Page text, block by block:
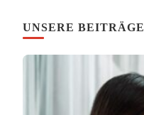
UNSERE BEITRÄGE